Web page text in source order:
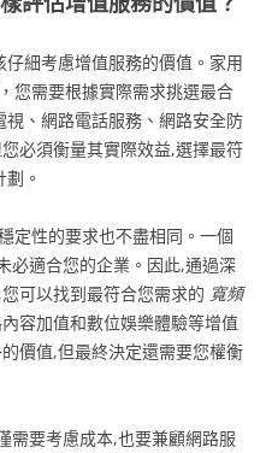
細考慮增值服務的價值。家用
您需要根據實際需求挑選最合
、網路電話服務、網路安全防
必須衡量其實際效益,選擇最符
。
定性的要求也不盡相同。一個
必適合您的企業。因此,通過深
可以找到最符合您需求的 寬頻
容加值和數位娛樂體驗等增值
價值,但最終決定還需要您權衡
需要考慮成本,也要兼顧網路服